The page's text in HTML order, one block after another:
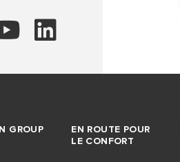
GROUP
EN ROUTE POUR
LE CONFORT